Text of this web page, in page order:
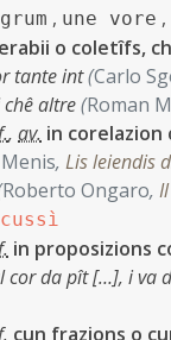
, une vore ,
o coletîfs,
tante int(Carlo
altre(Roman
, av. in corelazion
, Lis leiendis
Roberto Ongaro,
cussì
in proposizions
cor da pît […], i va
cun frazions o